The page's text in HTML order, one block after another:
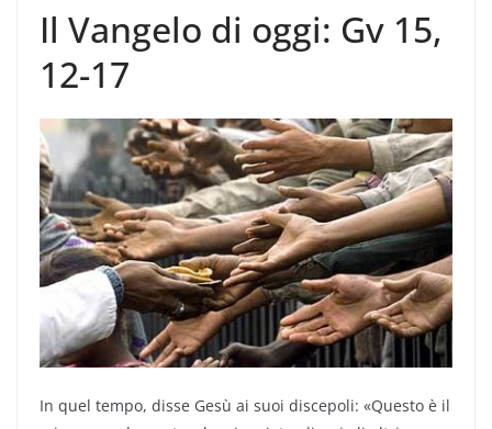
Il Vangelo di oggi: Gv 15,
12-17
In quel tempo, disse Gesù ai suoi discepoli: «Questo è il